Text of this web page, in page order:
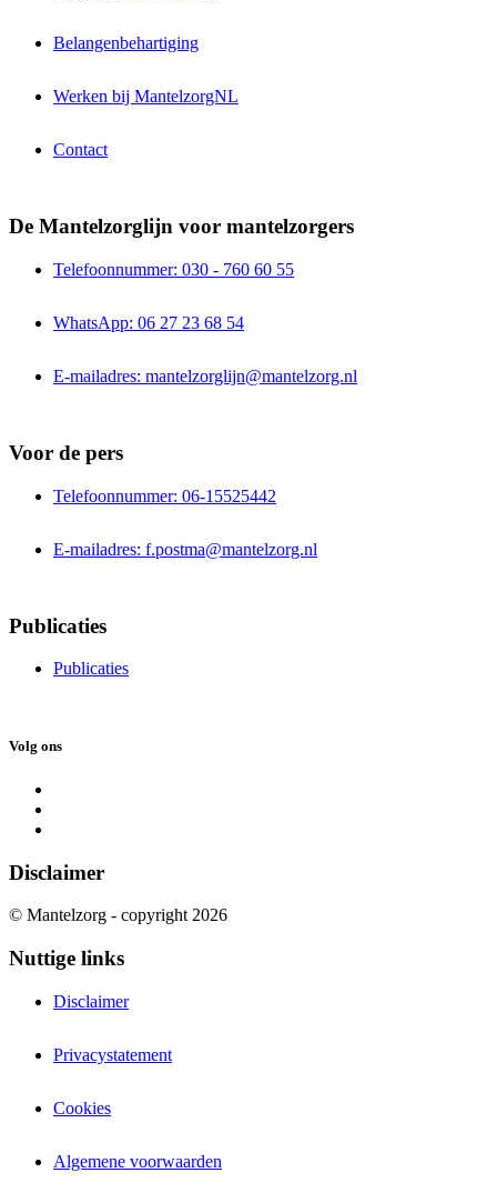
Belangenbehartiging
Werken bij MantelzorgNL
Contact
De Mantelzorglijn voor mantelzorgers
Telefoonnummer: 030 - 760 60 55
WhatsApp: 06 27 23 68 54
E-mailadres: mantelzorglijn@mantelzorg.nl
Voor de pers
Telefoonnummer: 06-15525442
E-mailadres: f.postma@mantelzorg.nl
Publicaties
Publicaties
Volg ons
Disclaimer
© Mantelzorg - copyright 2026
Nuttige links
Disclaimer
Privacystatement
Cookies
Algemene voorwaarden